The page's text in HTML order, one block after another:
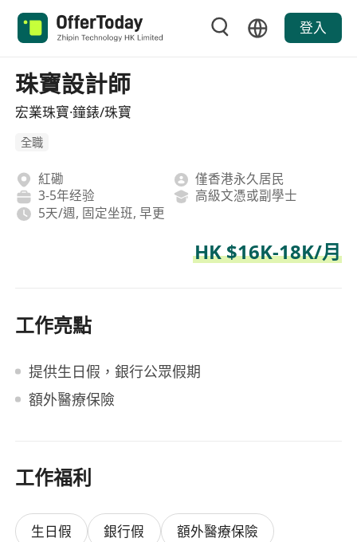
登入
珠寶設計師
宏業珠寶·鐘錶/珠寶
全職
紅磡
僅香港永久居民
3-5年经验
高級文憑或副學士
5天/週, 固定坐班, 早更
HK $16K-18K/月
工作亮點
提供生日假，銀行公眾假期
額外醫療保險
工作福利
生日假 銀行假 額外醫療保險